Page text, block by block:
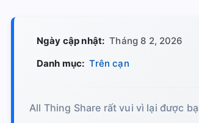
Ngày cập nhật: Tháng 8 2, 2026
Danh mục: Trên cạn
All Thing Share rất vui vì lại được